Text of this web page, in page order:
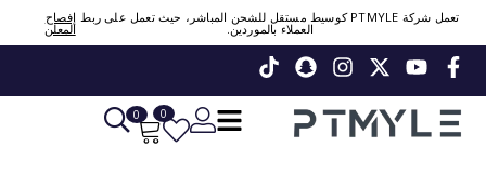
تعمل شركة PTMYLE كوسيط مستقل للشحن المباشر، حيث تعمل على ربط
العملاء بالموردين.
إفصاح
المعلن
0
0
Sign in or create account